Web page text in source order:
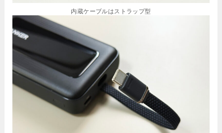
内蔵ケーブルはストラップ型